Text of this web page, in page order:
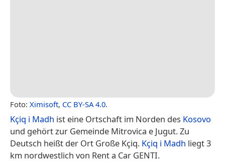
Foto: Ximisoft, CC BY-SA 4.0.
Kçiq i Madh ist eine Ortschaft im Norden des Kosovo
und gehört zur Gemeinde Mitrovica e Jugut. Zu
Deutsch heißt der Ort Große Kçiq. Kçiq i Madh liegt 3
km nordwestlich von Rent a Car GENTI.